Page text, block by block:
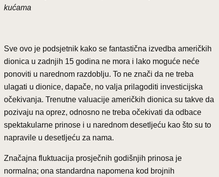
kućama
Sve ovo je podsjetnik kako se fantastična izvedba američkih
dionica u zadnjih 15 godina ne mora i lako moguće neće
ponoviti u narednom razdoblju. To ne znači da ne treba
ulagati u dionice, dapače, no valja prilagoditi investicijska
očekivanja. Trenutne valuacije američkih dionica su takve da
pozivaju na oprez, odnosno ne treba očekivati da odbace
spektakularne prinose i u narednom desetljeću kao što su to
napravile u desetljeću za nama.
Značajna fluktuacija prosječnih godišnjih prinosa je
normalna; ona standardna napomena kod brojnih